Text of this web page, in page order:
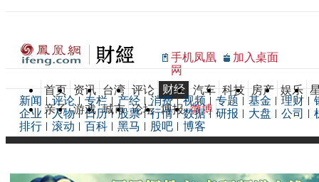
手机凤凰
网
加入桌面
首页 资讯 台湾 评论 财经 汽车 科技 房产 娱乐
亲子 游戏 城市 论坛 博报 微博
新闻 评论 专栏 产经 消费 视频 专题 基金 理财
企业
人物 日历 股票 行情 数据 研报 大盘 公司
排行
滚动 百科 黑马 股吧 博客